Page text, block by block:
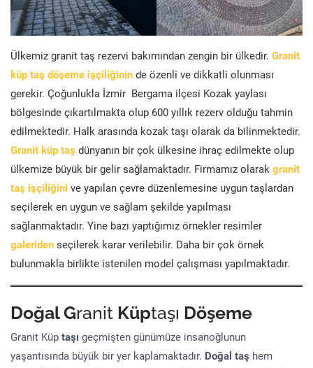
Ülkemiz granit taş rezervi bakımından zengin bir ülkedir. Granit
küp taş döşeme işçiliğinin de özenli ve dikkatli olunması
gerekir. Çoğunlukla İzmir Bergama ilçesi Kozak yaylası
bölgesinde çıkartılmakta olup 600 yıllık rezerv olduğu tahmin
edilmektedir. Halk arasında kozak taşı olarak da bilinmektedir.
Granit küp taş dünyanın bir çok ülkesine ihraç edilmekte olup
ülkemize büyük bir gelir sağlamaktadır. Firmamız olarak granit
taş işçiliğini ve yapılan çevre düzenlemesine uygun taşlardan
seçilerek en uygun ve sağlam şekilde yapılması
sağlanmaktadır. Yine bazı yaptığımız örnekler resimler
galeriden seçilerek karar verilebilir. Daha bir çok örnek
bulunmakla birlikte istenilen model çalışması yapılmaktadır.
Doğal Granit Küptaşı Döşeme
Granit Küp taşı geçmişten günümüze insanoğlunun
yaşantısında büyük bir yer kaplamaktadır. Doğal taş hem